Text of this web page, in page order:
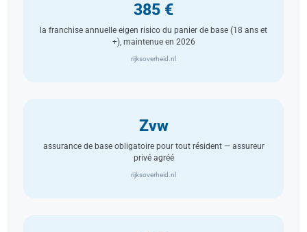
385 €
la franchise annuelle eigen risico du panier de base (18 ans et
+), maintenue en 2026
rijksoverheid.nl
Zvw
assurance de base obligatoire pour tout résident — assureur
privé agréé
rijksoverheid.nl